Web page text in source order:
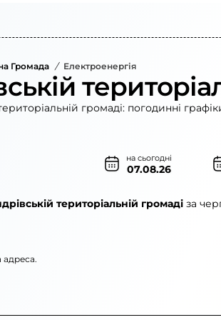
Громада / Електроенергія
громаді: погодинні
на сьогодні
07.08.26
територіальній громаді за
адреса.